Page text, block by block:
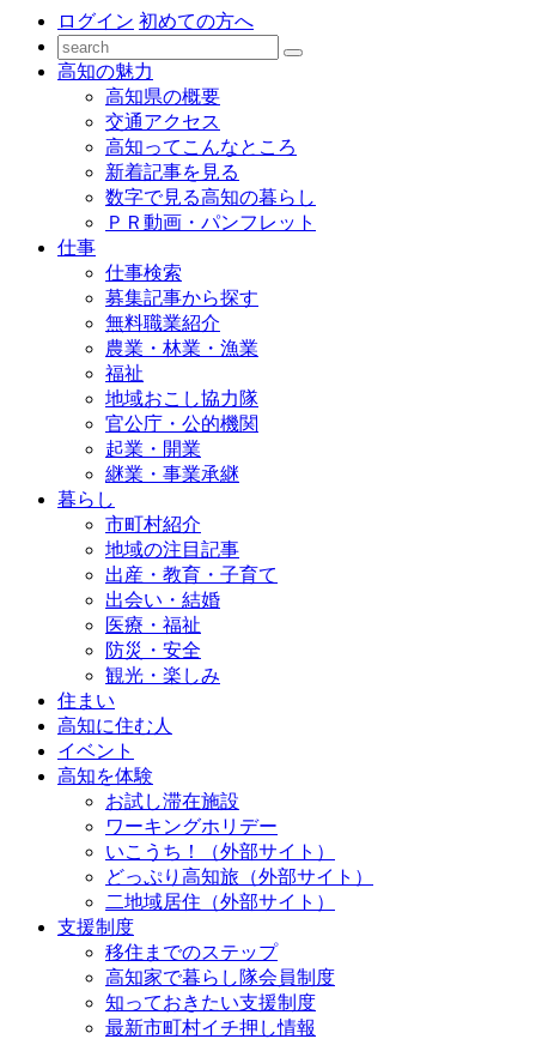
ログイン 初めての方へ
高知の魅力
高知県の概要
交通アクセス
高知ってこんなところ
新着記事を見る
数字で見る高知の暮らし
ＰＲ動画・パンフレット
仕事
仕事検索
募集記事から探す
無料職業紹介
農業・林業・漁業
福祉
地域おこし協力隊
官公庁・公的機関
起業・開業
継業・事業承継
暮らし
市町村紹介
地域の注目記事
出産・教育・子育て
出会い・結婚
医療・福祉
防災・安全
観光・楽しみ
住まい
高知に住む人
イベント
高知を体験
お試し滞在施設
ワーキングホリデー
いこうち！（外部サイト）
どっぷり高知旅（外部サイト）
二地域居住（外部サイト）
支援制度
移住までのステップ
高知家で暮らし隊会員制度
知っておきたい支援制度
最新市町村イチ押し情報